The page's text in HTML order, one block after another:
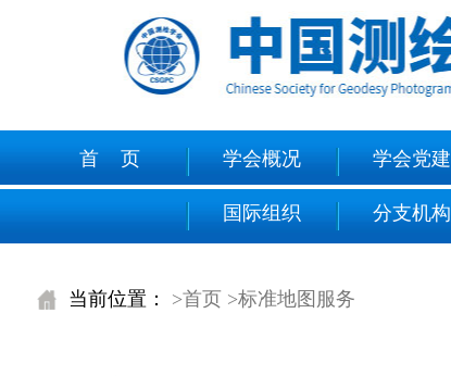
首 页 学会概况 学会党建
国际组织 分支机构
当前位置： >首页 >标准地图服务